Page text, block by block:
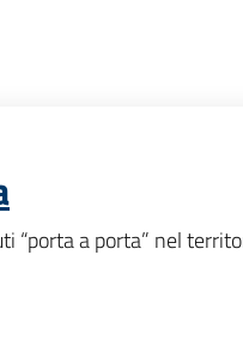
“porta a porta” nel